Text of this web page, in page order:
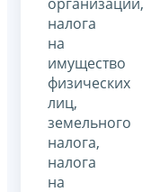
налога
на
имущество
физических
лиц,
земельного
налога,
налога
на